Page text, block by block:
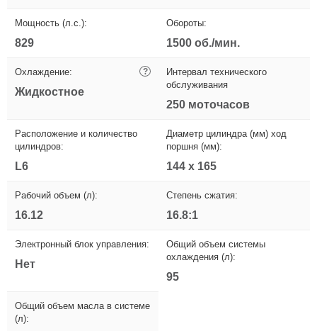
Мощность (л.с.):
829
Обороты:
1500 об./мин.
Охлаждение: ?
Жидкостное
Интервал технического
обслуживания
250 моточасов
Расположение и количество
цилиндров:
L6
Диаметр цилиндра (мм) ход
поршня (мм):
144 x 165
Рабочий объем (л):
16.12
Степень сжатия:
16.8:1
Электронный блок управления:
Нет
Общий объем системы
охлаждения (л):
95
Общий объем масла в системе
(л):